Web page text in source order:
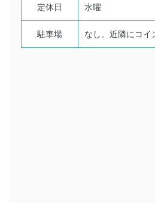
定休日 水曜
駐車場 なし。近隣にコイ